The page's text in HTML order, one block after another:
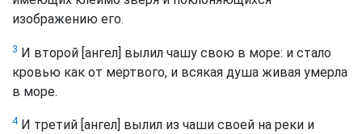
изображению его.
3 И второй [ангел] вылил чашу свою в море: и стало
кровью как от мертвого, и всякая душа живая умерла
в море.
4И третий [ангел] вылил из чаши своей на реки и